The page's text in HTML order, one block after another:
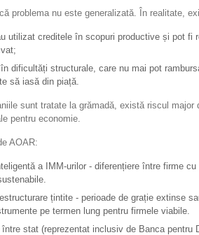
problema nu este generalizată. În realitate,
utilizat creditele în scopuri productive și pot fi
în dificultăți structurale, care nu mai pot
să iasă din piață.
sunt tratate la grămadă, există riscul
pentru economie.
AOAR:
a IMM-urilor - diferențiere între firme
țintite - perioade de grație extinse
pe termen lung pentru firmele viabile.
între stat (reprezentat inclusiv de Banca pentru